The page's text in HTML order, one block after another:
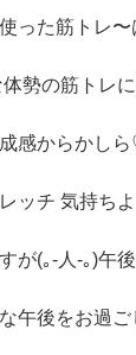
った筋トレ
勢の筋トレ
感からかし
ッチ 気持ち
が(｡-人-｡)午
午後をお過ご